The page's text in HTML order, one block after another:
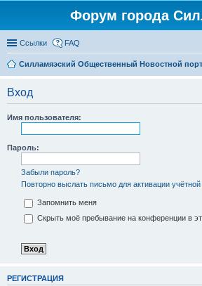
Форум города
Ссылки FAQ
Силламяэский Общественный Новостной
Вход
Имя пользователя:
Пароль:
Забыли пароль?
Повторно выслать письмо для активации учётной
Запомнить меня
Скрыть моё пребывание на конференции в
РЕГИСТРАЦИЯ